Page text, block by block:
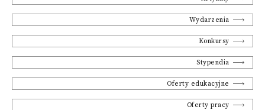
Wydarzenia
Konkursy
Stypendia
Oferty edukacyjne
Oferty pracy